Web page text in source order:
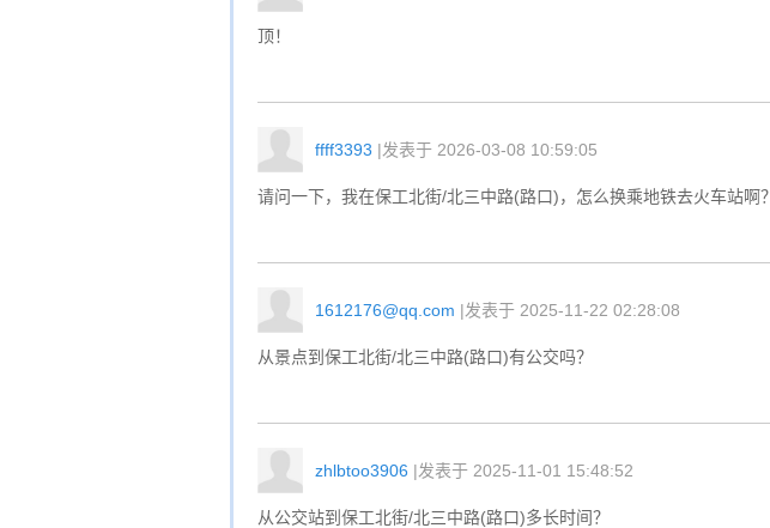
顶！
ffff3393 |发表于 2026-03-08 10:59:05
请问一下，我在保工北街/北三中路(路口)，怎么换乘地铁去火车站啊？
1612176@qq.com |发表于 2025-11-22 02:28:08
从景点到保工北街/北三中路(路口)有公交吗？
zhlbtoo3906 |发表于 2025-11-01 15:48:52
从公交站到保工北街/北三中路(路口)多长时间？